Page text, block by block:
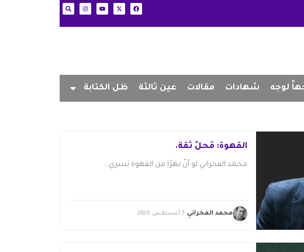
لوجه شهادات مقالات عين ثالثة ظل الكتابة
القهوة: مَحلُّ ثقة.
محمد الفخراني لو أنّ نهرًا من القهوة يَسري...
محمد الفخراني 7 أغسطس 2026